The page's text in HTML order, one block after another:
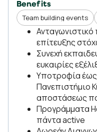
Benefits
Team building events
επίτευξης
Συνεχή
ευκαιρίες
Υποτροφία
Πανεπιστήμιο
αποστάσεως
Προγράμματα
πάντα active